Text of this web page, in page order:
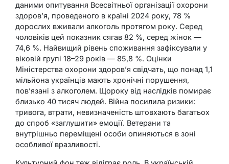
даними опитування Всесвітньої організації охорони
здоров’я, проведеного в країні 2024 року, 78 %
дорослих вживали алкоголь протягом року. Серед
чоловіків цей показник сягав 82 %, серед жінок —
74,6 %. Найвищий рівень споживання зафіксували у
віковій групі 18–29 років — 85,8 %. Оцінки
Міністерства охорони здоров’я свідчать, що понад 1,1
мільйона українців мають хронічні порушення,
пов’язані з алкоголем. Щороку від наслідків помирає
близько 40 тисяч людей. Війна посилила ризики:
тривога, втрати, невизначеність штовхають багатьох
до спроб «заглушити» емоції. Ветерани та
внутрішньо переміщені особи опиняються в зоні
особливої вразливості.